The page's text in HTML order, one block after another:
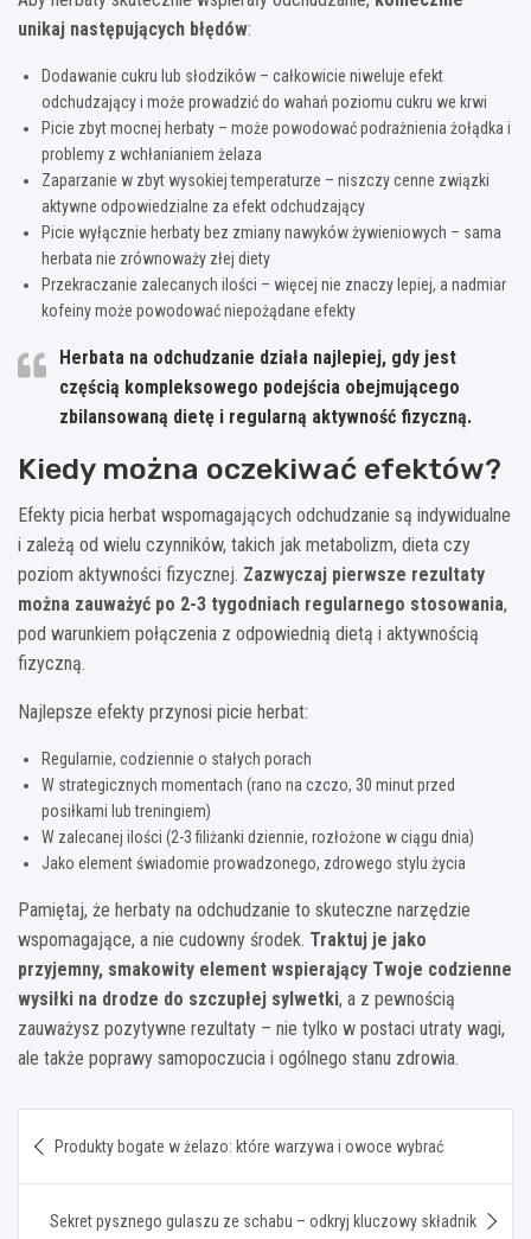
unikaj następujących błędów:
Dodawanie cukru lub słodzików – całkowicie niweluje efekt
odchudzający i może prowadzić do wahań poziomu cukru we krwi
Picie zbyt mocnej herbaty – może powodować podrażnienia żołądka i
problemy z wchłanianiem żelaza
Zaparzanie w zbyt wysokiej temperaturze – niszczy cenne związki
aktywne odpowiedzialne za efekt odchudzający
Picie wyłącznie herbaty bez zmiany nawyków żywieniowych – sama
herbata nie zrównoważy złej diety
Przekraczanie zalecanych ilości – więcej nie znaczy lepiej, a nadmiar
kofeiny może powodować niepożądane efekty
Herbata na odchudzanie działa najlepiej, gdy jest
częścią kompleksowego podejścia obejmującego
zbilansowaną dietę i regularną aktywność fizyczną.
Kiedy można oczekiwać efektów?
Efekty picia herbat wspomagających odchudzanie są indywidualne
i zależą od wielu czynników, takich jak metabolizm, dieta czy
poziom aktywności fizycznej. Zazwyczaj pierwsze rezultaty
można zauważyć po 2-3 tygodniach regularnego stosowania,
pod warunkiem połączenia z odpowiednią dietą i aktywnością
fizyczną.
Najlepsze efekty przynosi picie herbat:
Regularnie, codziennie o stałych porach
W strategicznych momentach (rano na czczo, 30 minut przed
posiłkami lub treningiem)
W zalecanej ilości (2-3 filiżanki dziennie, rozłożone w ciągu dnia)
Jako element świadomie prowadzonego, zdrowego stylu życia
Pamiętaj, że herbaty na odchudzanie to skuteczne narzędzie
wspomagające, a nie cudowny środek. Traktuj je jako
przyjemny, smakowity element wspierający Twoje codzienne
wysiłki na drodze do szczupłej sylwetki, a z pewnością
zauważysz pozytywne rezultaty – nie tylko w postaci utraty wagi,
ale także poprawy samopoczucia i ogólnego stanu zdrowia.
wpisu
Produkty bogate w żelazo: które warzywa i owoce wybrać
Sekret pysznego gulaszu ze schabu – odkryj kluczowy składnik